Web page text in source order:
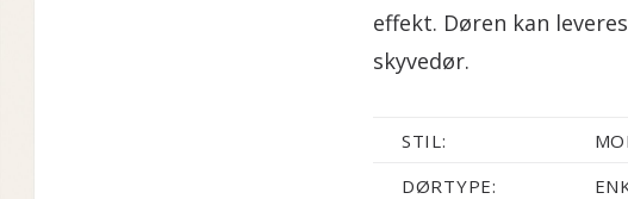
effekt. Døren kan
skyvedør.
STIL:
DØRTYPE: